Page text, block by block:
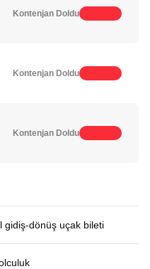
Kontenjan Doldu
Kontenjan Doldu
Kontenjan Doldu
gidiş-dönüş uçak bileti